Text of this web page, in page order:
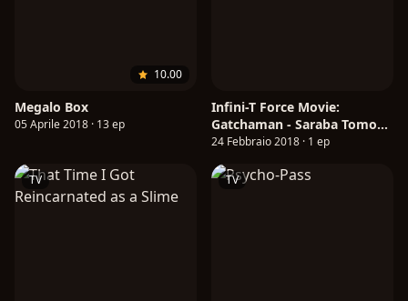
10.00
Megalo Box
05 Aprile 2018 · 13 ep
Infini-T Force Movie:
Gatchaman - Saraba Tomo
yo
24 Febbraio 2018 · 1 ep
TV TV